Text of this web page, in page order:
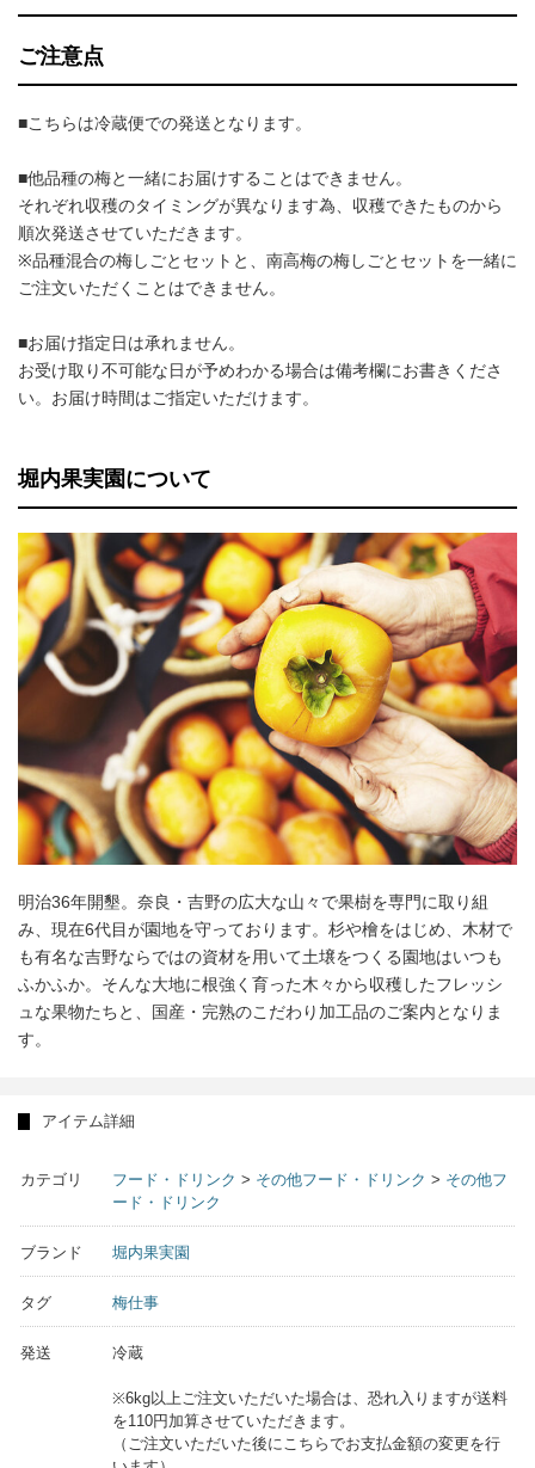
ご注意点
■こちらは冷蔵便での発送となります。
■他品種の梅と一緒にお届けすることはできません。
それぞれ収穫のタイミングが異なります為、収穫できたものから
順次発送させていただきます。
※品種混合の梅しごとセットと、南高梅の梅しごとセットを一緒に
ご注文いただくことはできません。
■お届け指定日は承れません。
お受け取り不可能な日が予めわかる場合は備考欄にお書きくださ
い。お届け時間はご指定いただけます。
堀内果実園について
明治36年開墾。奈良・吉野の広大な山々で果樹を専門に取り組
み、現在6代目が園地を守っております。杉や檜をはじめ、木材で
も有名な吉野ならではの資材を用いて土壌をつくる園地はいつも
ふかふか。そんな大地に根強く育った木々から収穫したフレッシ
ュな果物たちと、国産・完熟のこだわり加工品のご案内となりま
す。
アイテム詳細
カテゴリ フード・ドリンク > その他フード・ドリンク > その他フ
ード・ドリンク
ブランド 堀内果実園
タグ 梅仕事
発送 冷蔵
※6kg以上ご注文いただいた場合は、恐れ入りますが送料
を110円加算させていただきます。
（ご注文いただいた後にこちらでお支払金額の変更を行